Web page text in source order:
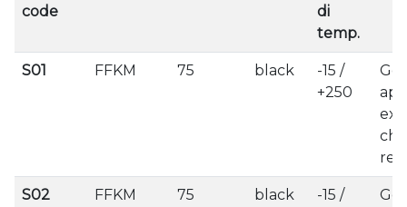
code
di
temp.
S01 FFKM 75 black
-15 /
+250
S02 FFKM 75 black
-15 /